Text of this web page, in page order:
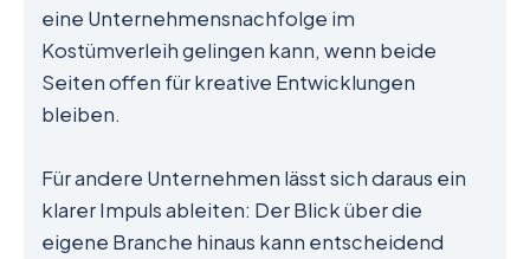
eine Unternehmensnachfolge im
Kostümverleih gelingen kann, wenn beide
Seiten offen für kreative Entwicklungen
bleiben.
Für andere Unternehmen lässt sich daraus ein
klarer Impuls ableiten: Der Blick über die
eigene Branche hinaus kann entscheidend